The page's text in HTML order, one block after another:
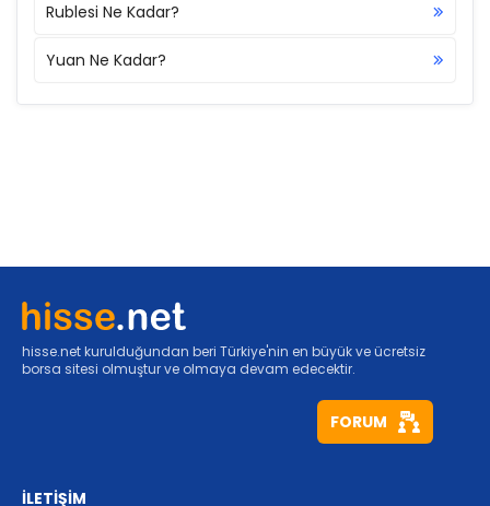
Rublesi Ne Kadar?
Yuan Ne Kadar?
hisse.net kurulduğundan beri Türkiye'nin en büyük ve ücretsiz
borsa sitesi olmuştur ve olmaya devam edecektir.
FORUM
İLETİŞİM